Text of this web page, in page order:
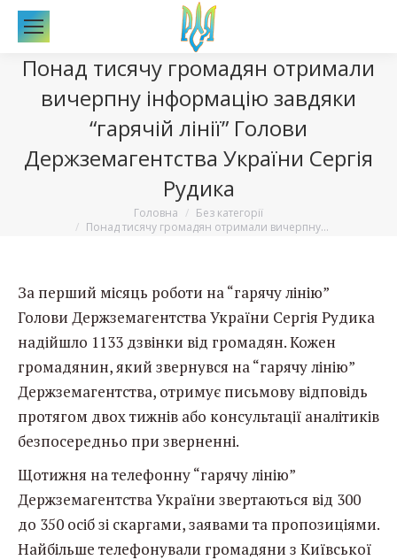
Понад тисячу громадян отримали
вичерпну інформацію завдяки
“гарячій лінії” Голови
Держземагентства України Сергія
Рудика
Головна
Без категорії
Понад тисячу громадян отримали вичерпну…
За перший місяць роботи на “гарячу лінію”
Голови Держземагентства України Сергія Рудика
надійшло 1133 дзвінки від громадян. Кожен
громадянин, який звернувся на “гарячу лінію”
Держземагентства, отримує письмову відповідь
протягом двох тижнів або консультації аналітиків
безпосередньо при зверненні.
Щотижня на телефонну “гарячу лінію”
Держземагентства України звертаються від 300
до 350 осіб зі скаргами, заявами та пропозиціями.
Найбільше телефонували громадяни з Київської